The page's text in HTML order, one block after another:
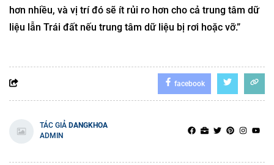
hơn nhiều, và vị trí đó sẽ ít rủi ro hơn cho cả trung tâm dữ
liệu lẫn Trái đất nếu trung tâm dữ liệu bị rơi hoặc vỡ.”
facebook
TÁC GIẢ DANGKHOA
ADMIN